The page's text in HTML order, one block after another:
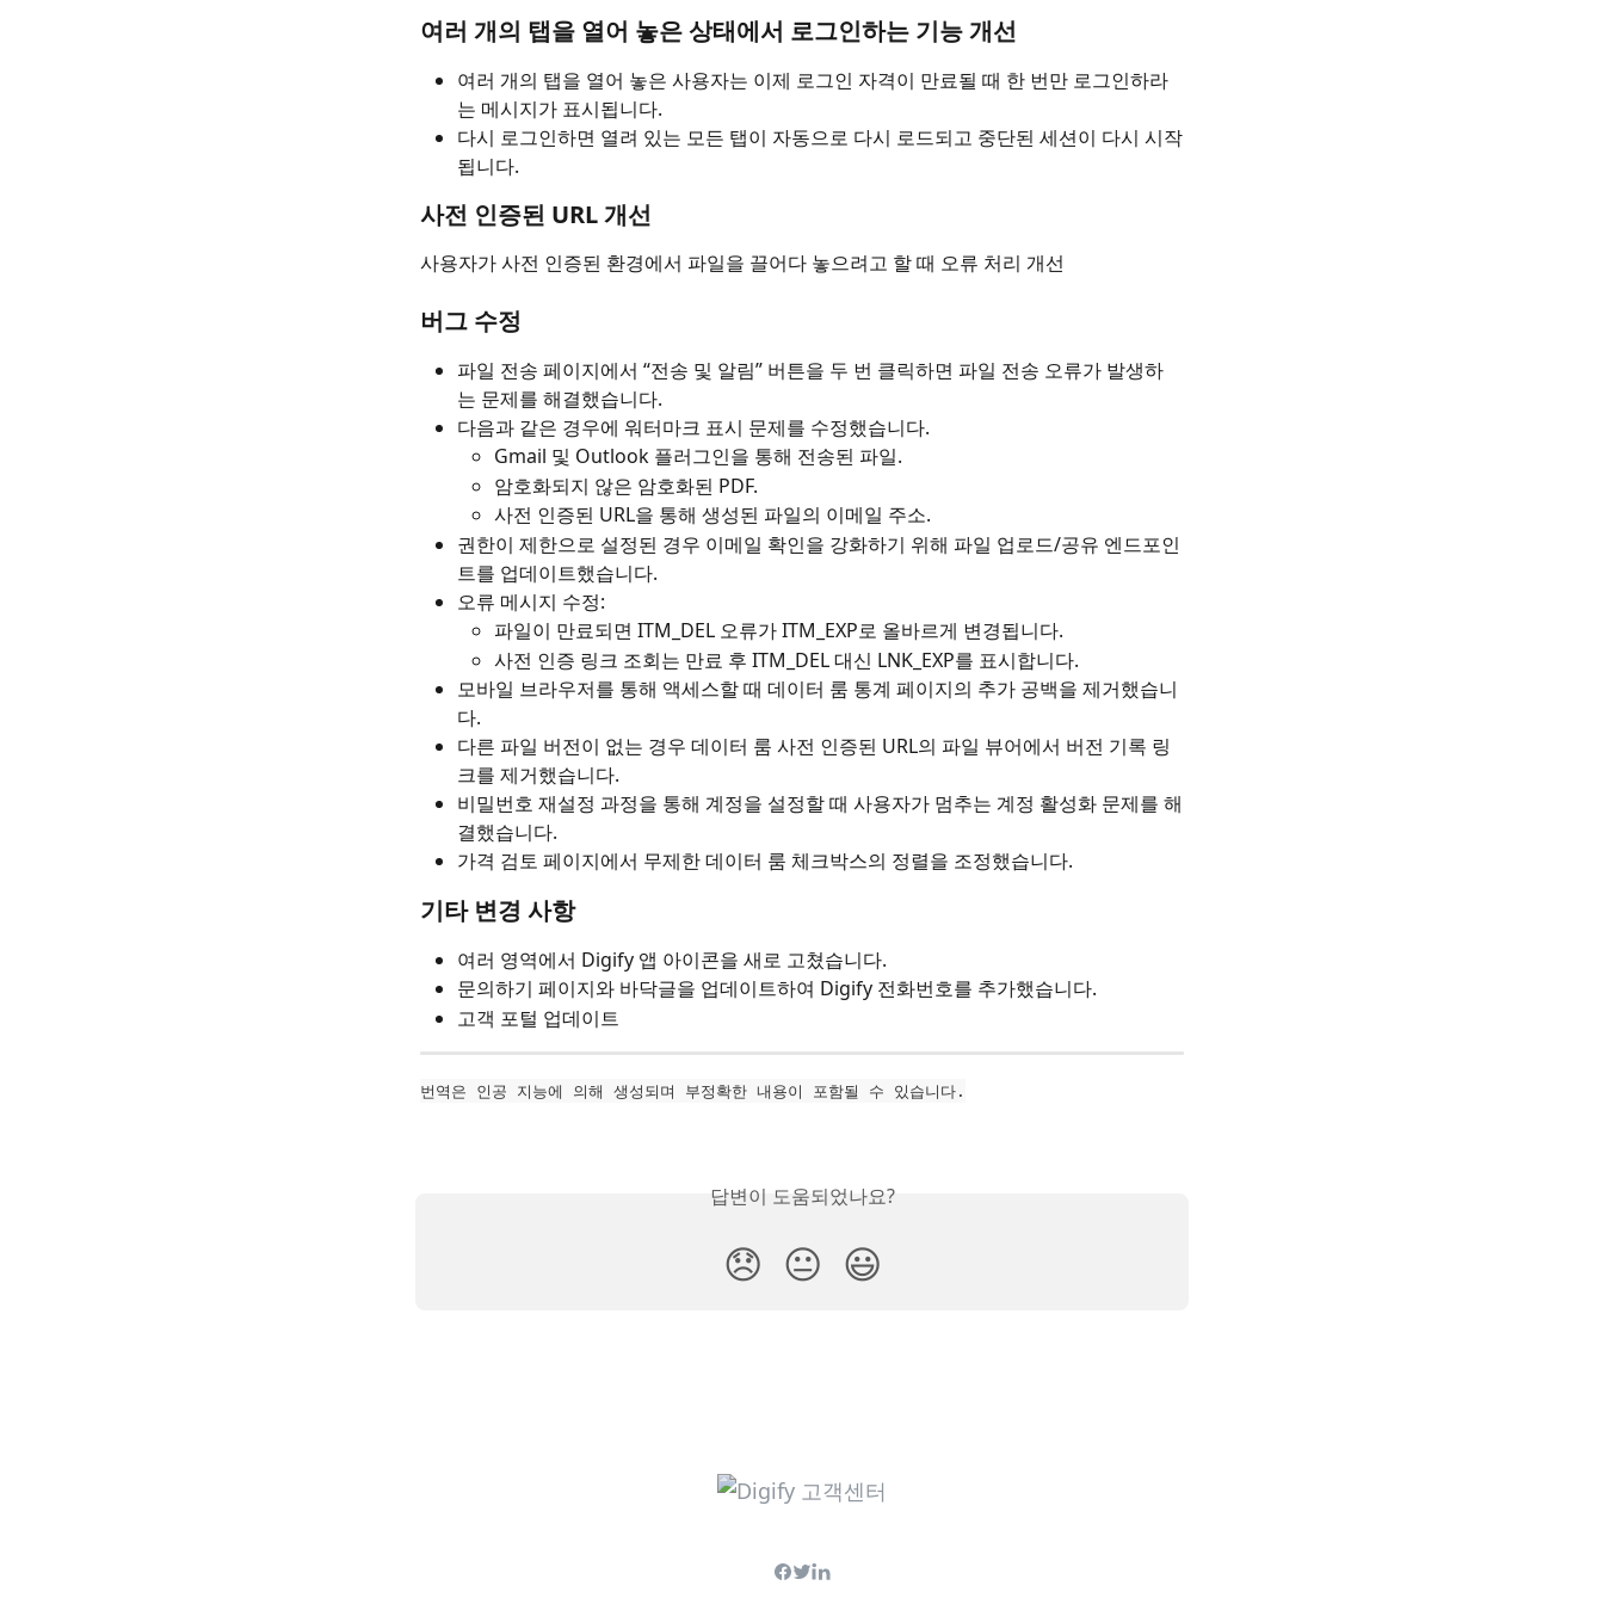
여러 개의 탭을 열어 놓은 상태에서 로그인하는 기능 개선
여러 개의 탭을 열어 놓은 사용자는 이제 로그인 자격이 만료될 때 한 번만 로그인하라
는 메시지가 표시됩니다.
다시 로그인하면 열려 있는 모든 탭이 자동으로 다시 로드되고 중단된 세션이 다시 시작
됩니다.
사전 인증된 URL 개선
사용자가 사전 인증된 환경에서 파일을 끌어다 놓으려고 할 때 오류 처리 개선
버그 수정
파일 전송 페이지에서 “전송 및 알림” 버튼을 두 번 클릭하면 파일 전송 오류가 발생하
는 문제를 해결했습니다.
다음과 같은 경우에 워터마크 표시 문제를 수정했습니다.
Gmail 및 Outlook 플러그인을 통해 전송된 파일.
암호화되지 않은 암호화된 PDF.
사전 인증된 URL을 통해 생성된 파일의 이메일 주소.
권한이 제한으로 설정된 경우 이메일 확인을 강화하기 위해 파일 업로드/공유 엔드포인
트를 업데이트했습니다.
오류 메시지 수정:
파일이 만료되면 ITM_DEL 오류가 ITM_EXP로 올바르게 변경됩니다.
사전 인증 링크 조회는 만료 후 ITM_DEL 대신 LNK_EXP를 표시합니다.
모바일 브라우저를 통해 액세스할 때 데이터 룸 통계 페이지의 추가 공백을 제거했습니
다.
다른 파일 버전이 없는 경우 데이터 룸 사전 인증된 URL의 파일 뷰어에서 버전 기록 링
크를 제거했습니다.
비밀번호 재설정 과정을 통해 계정을 설정할 때 사용자가 멈추는 계정 활성화 문제를 해
결했습니다.
가격 검토 페이지에서 무제한 데이터 룸 체크박스의 정렬을 조정했습니다.
기타 변경 사항
여러 영역에서 Digify 앱 아이콘을 새로 고쳤습니다.
문의하기 페이지와 바닥글을 업데이트하여 Digify 전화번호를 추가했습니다.
고객 포털 업데이트
번역은 인공 지능에 의해 생성되며 부정확한 내용이 포함될 수 있습니다.
답변이 도움되었나요?
😞 😐 😃